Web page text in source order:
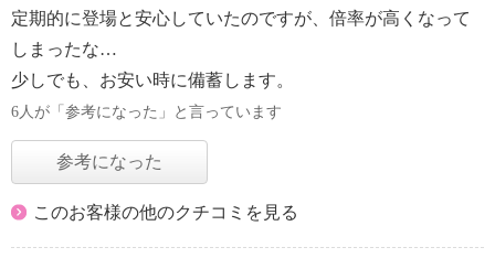
定期的に登場と安心していたのですが、倍率が高くなって
しまったな…
少しでも、お安い時に備蓄します。
6人が「参考になった」と言っています
参考になった
このお客様の他のクチコミを見る